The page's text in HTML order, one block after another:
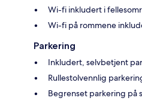
Wi-fi inkludert i
Wi-fi på rommene
Parkering
Inkludert, selvbetjent
Rullestolvennlig
Begrenset parkering på